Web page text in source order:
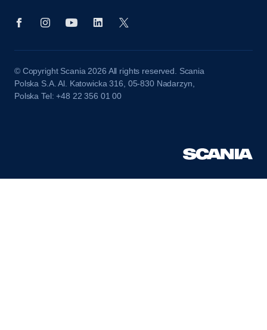
© Copyright Scania 2026 All rights reserved. Scania
Polska S.A. Al. Katowicka 316, 05-830 Nadarzyn,
Polska Tel: +48 22 356 01 00